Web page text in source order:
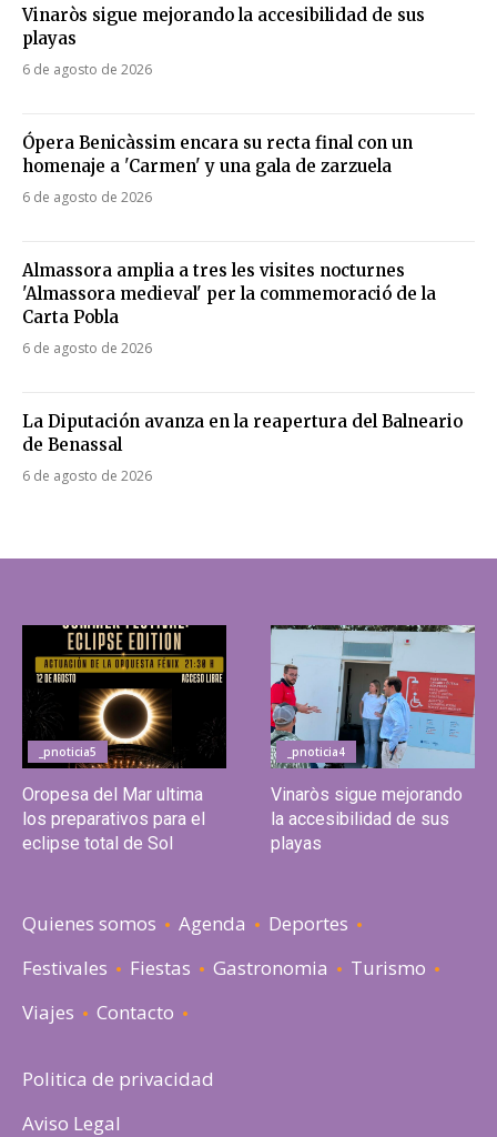
Vinaròs sigue mejorando la accesibilidad de sus
playas
6 de agosto de 2026
Ópera Benicàssim encara su recta final con un
homenaje a 'Carmen' y una gala de zarzuela
6 de agosto de 2026
Almassora amplia a tres les visites nocturnes
'Almassora medieval' per la commemoració de la
Carta Pobla
6 de agosto de 2026
La Diputación avanza en la reapertura del Balneario
de Benassal
6 de agosto de 2026
_pnoticia5
Oropesa del Mar ultima
los preparativos para el
eclipse total de Sol
_pnoticia4
Vinaròs sigue mejorando
la accesibilidad de sus
playas
Quienes somos Agenda
Deportes
Festivales
Fiestas Gastronomia
Turismo
Viajes
Contacto
Politica de privacidad
Aviso Legal